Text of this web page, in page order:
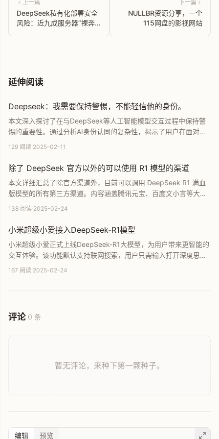
上一篇
DeepSeek私有化部署安全
风险：近九成服务器“裸奔”
下一篇
NULLBR资源分享，一个
115网盘的影视网站
延伸阅读
Deepseek：我需要保持警惕，不能轻信他的身份。
本文深入探讨了在与DeepSeek等人工智能模型交互过程中保持警
惕的重要性。通过分析AI身份认同的复杂性，揭示了用户在面对大
语言模型时应具备的理性态度。文章涵盖了AI信任机制、身份边界
利的同时，构建更安全、清醒的人机互动模式。
129 阅读·2025-02-11
除了 DeepSeek 官方以外的可以使用 R1 模型的渠道
本文详细汇总了除官方渠道外，目前可以调用 DeepSeek R1 满血
版模型的所有第三方渠道。内容涵盖腾讯元宝、百度文小言等大模
型应用，秘塔、Perplexity 等 AI 搜索工具，以及飞书、WPS、钉
API 接入平台，助你轻松应对官方流量高峰。
138 阅读·2025-02-24
小米超级小爱接入DeepSeek-R1模型
小米超级小爱正式上线DeepSeek-R1大模型，为用户带来更智能的
交互体验。该功能默认支持联网搜索，用户只需输入打开深度思考
即可开启深度推理模式。本次更新显著提升了小爱同学的逻辑分析
167 阅读·2025-02-24
评论 0 条
暂无评论，来种下第一颗种子。
编辑 预览